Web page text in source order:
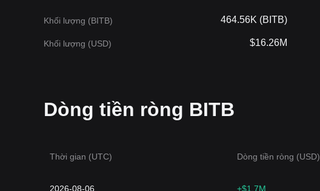
‌Khối lượng (BITB) 464.56K (BITB)
Khối lượng (USD) $16.26M
Dòng tiền ròng BITB
Thời gian (UTC) Dòng tiền ròng (USD)
2026-08-06 +$1.7M